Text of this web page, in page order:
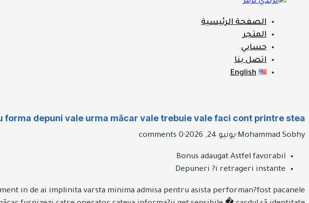
الصفحة الرئيسية
المتجر
حسابي
اتصل بنا
English
forma depuni vale urma măcar vale trebuie vale faci cont printre stea
Mohammad Sobhy
·يونيو 24, 2026 ·
0 comments
Bonus adaugat Astfel favorabil
Depuneri ?i retrageri instante
in de ai implinita varsta minima admisa pentru asista performan?fost pacanele